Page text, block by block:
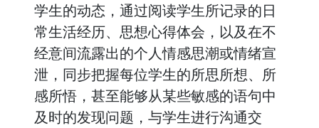
学生的动态，通过阅读学生所记录的日
常生活经历、思想心得体会，以及在不
经意间流露出的个人情感思潮或情绪宣
泄，同步把握每位学生的所思所想、所
感所悟，甚至能够从某些敏感的语句中
及时的发现问题，与学生进行沟通交